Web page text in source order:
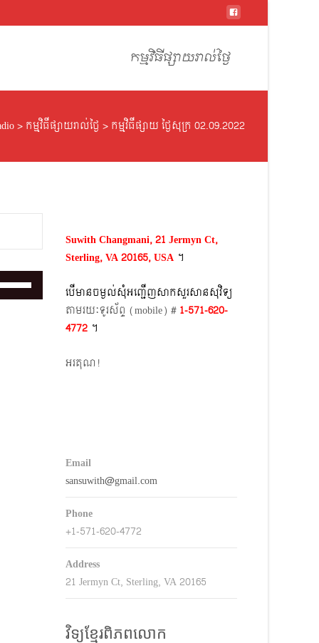
content
កម្មវិធីផ្សាយរាល់ថ្ងៃ
> កម្មវិធីផ្សាយរាល់ថ្ងៃ > កម្មវិធីផ្សាយ ថ្ងៃសុក្រ 02.09.2022
Suwith Changmani, 21 Jermyn Ct,
Sterling, VA 20165, USA ។​
បើមានចម្ងល់​សុំអញ្ជើញសាកសួរសានសុវិទ្យ
តាមរយៈទូរស័ព្ទ​ (mobile)​ # 1-571-620-
4772​ ។
អរគុណ!
Email
sansuwith@gmail.com
Phone
+1-571-620-4772
Address
21 Jermyn Ct, Sterling, VA 20165
វិទ្យុខ្មែរពិភពលោក